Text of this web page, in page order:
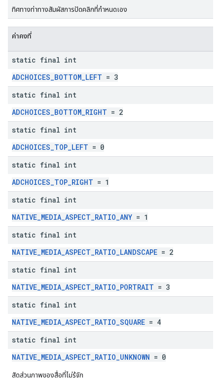
ทิศทางท่าทางสัมผัสการปัดคลิกที่กำหนดเอง
ค่าคงที่
static final int
ADCHOICES_BOTTOM_LEFT = 3
static final int
ADCHOICES_BOTTOM_RIGHT = 2
static final int
ADCHOICES_TOP_LEFT = 0
static final int
ADCHOICES_TOP_RIGHT = 1
static final int
NATIVE_MEDIA_ASPECT_RATIO_ANY = 1
static final int
NATIVE_MEDIA_ASPECT_RATIO_LANDSCAPE = 2
static final int
NATIVE_MEDIA_ASPECT_RATIO_PORTRAIT = 3
static final int
NATIVE_MEDIA_ASPECT_RATIO_SQUARE = 4
static final int
NATIVE_MEDIA_ASPECT_RATIO_UNKNOWN = 0
สัดส่วนภาพของสื่อที่ไม่รู้จัก